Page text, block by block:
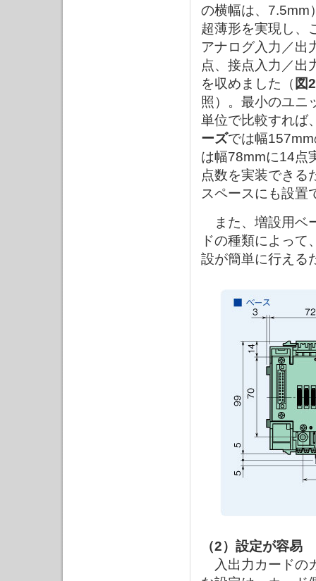
の横幅は、7.5mm
超薄形を実現し、
アナログ入力／出
点、接点入力／出
を収めました（ 図2
照）。最小のユニ
単位で比較すれば
ーズでは幅
は幅78mmに14点
点数を実装できる
スペースにも設置
また、増設用ベ
ドの種類によっ
設が簡単に行える
（2）設定が容易
入出力カードの